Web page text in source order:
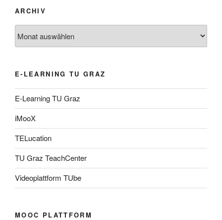
ARCHIV
E-LEARNING TU GRAZ
E-Learning TU Graz
iMooX
TELucation
TU Graz TeachCenter
Videoplattform TUbe
MOOC PLATTFORM